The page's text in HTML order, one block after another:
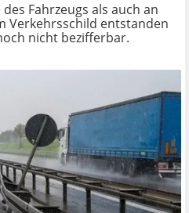
Fahrzeugs als auch an
Verkehrsschild entstanden
nicht bezifferbar.